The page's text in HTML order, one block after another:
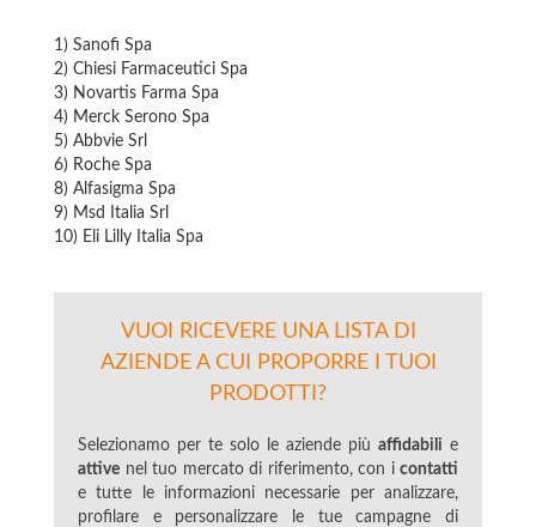
1) Sanofi Spa
2) Chiesi Farmaceutici Spa
3) Novartis Farma Spa
4) Merck Serono Spa
5) Abbvie Srl
6) Roche Spa
8) Alfasigma Spa
9) Msd Italia Srl
10) Eli Lilly Italia Spa
VUOI RICEVERE UNA LISTA DI
AZIENDE A CUI PROPORRE I TUOI
PRODOTTI?
Selezionamo per te solo le aziende più affidabili e
attive nel tuo mercato di riferimento, con i contatti
e tutte le informazioni necessarie per analizzare,
profilare e personalizzare le tue campagne di